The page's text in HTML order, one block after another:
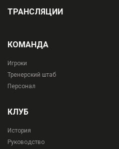
ТРАНСЛЯЦИИ
КОМАНДА
Игроки
Тренерский штаб
Персонал
КЛУБ
История
Руководство